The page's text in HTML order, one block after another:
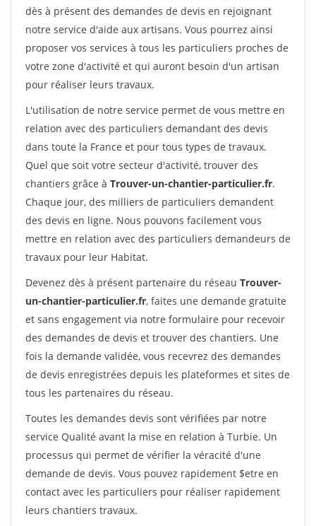
dès à présent des demandes de devis en rejoignant
notre service d'aide aux artisans. Vous pourrez ainsi
proposer vos services à tous les particuliers proches de
votre zone d'activité et qui auront besoin d'un artisan
pour réaliser leurs travaux.
L'utilisation de notre service permet de vous mettre en
relation avec des particuliers demandant des devis
dans toute la France et pour tous types de travaux.
Quel que soit votre secteur d'activité, trouver des
chantiers grâce à Trouver-un-chantier-particulier.fr.
Chaque jour, des milliers de particuliers demandent
des devis en ligne. Nous pouvons facilement vous
mettre en relation avec des particuliers demandeurs de
travaux pour leur Habitat.
Devenez dès à présent partenaire du réseau Trouver-
un-chantier-particulier.fr, faites une demande gratuite
et sans engagement via notre formulaire pour recevoir
des demandes de devis et trouver des chantiers. Une
fois la demande validée, vous recevrez des demandes
de devis enregistrées depuis les plateformes et sites de
tous les partenaires du réseau.
Toutes les demandes devis sont vérifiées par notre
service Qualité avant la mise en relation à Turbie. Un
processus qui permet de vérifier la véracité d'une
demande de devis. Vous pouvez rapidement $etre en
contact avec les particuliers pour réaliser rapidement
leurs chantiers travaux.